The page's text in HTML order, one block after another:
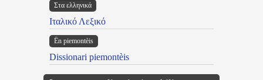
Στα ελληνικά
Ιταλικό Λεξικό
Ën piemontèis
Dissionari piemontèis